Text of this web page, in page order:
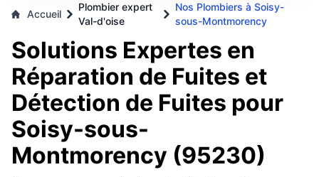
Accueil
Plombier expert
Val-d'oise
Nos Plombiers à Soisy-
sous-Montmorency
Solutions Expertes en
Réparation de Fuites et
Détection de Fuites pour
Soisy-sous-
Montmorency (95230)